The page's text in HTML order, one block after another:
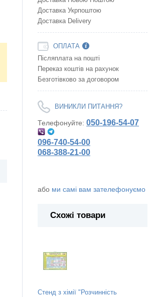
Доставка Укрпоштою
Доставка Delivery
ОПЛАТА
Післяплата на пошті
Переказ коштів на рахунок
Безготівково за договором
ВИНИКЛИ ПИТАННЯ?
Телефонуйте: 050-196-54-07
096-740-54-00
068-388-21-00
або ми самі вам зателефонуємо
Схожі товари
Стенд з хімії "Розчинність